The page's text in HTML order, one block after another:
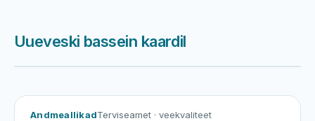
Uueveski bassein kaardil
AndmeallikadTerviseamet · veekvaliteet